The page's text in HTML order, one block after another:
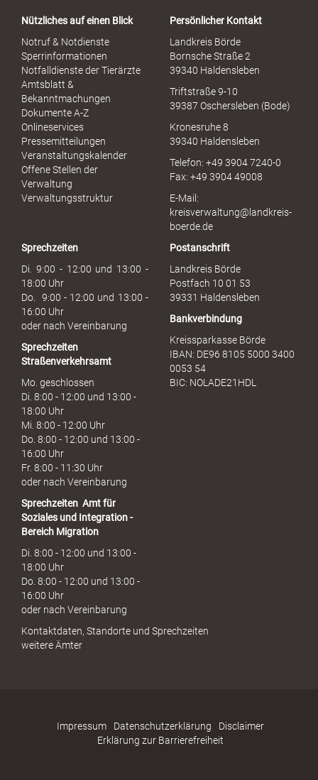
x
u
h
Nützliches auf einen Blick
Notruf & Notdienste
Sperrinformationen
Notfalldienste der Tierärzte
Amtsblatt &
Bekanntmachungen
Dokumente A-Z
Onlineservices
Pressemitteilungen
Veranstaltungskalender
Offene Stellen der
Verwaltung
Verwaltungsstruktur
Persönlicher Kontakt
Landkreis Börde
Bornsche Straße 2
39340 Haldensleben
Triftstraße 9-10
39387 Oschersleben (Bode)
Kronesruhe 8
39340 Haldensleben
Telefon: +49 3904 7240-0
Fax: +49 3904 49008
E-Mail:
kreisverwaltung@landkreis-
boerde.de
Sprechzeiten
Di. 9:00 - 12:00 und 13:00 -
18:00 Uhr
Do. 9:00 - 12:00 und 13:00 -
16:00 Uhr
oder nach Vereinbarung
Sprechzeiten
Straßenverkehrsamt
Mo. geschlossen
Di. 8:00 - 12:00 und 13:00 -
18:00 Uhr
Mi. 8:00 - 12:00 Uhr
Do. 8:00 - 12:00 und 13:00 -
16:00 Uhr
Fr. 8:00 - 11:30 Uhr
oder nach Vereinbarung
Sprechzeiten Amt für
Soziales und Integration -
Bereich Migration
Di. 8:00 - 12:00 und 13:00 -
18:00 Uhr
Do. 8:00 - 12:00 und 13:00 -
16:00 Uhr
oder nach Vereinbarung
Postanschrift
Landkreis Börde
Postfach 10 01 53
39331 Haldensleben
Bankverbindung
Kreissparkasse Börde
IBAN: DE96 8105 5000 3400
0053 54
BIC: NOLADE21HDL
Kontaktdaten, Standorte und Sprechzeiten
weitere Ämter
Impressum Datenschutzerklärung
Disclaimer
Erklärung zur Barrierefreiheit